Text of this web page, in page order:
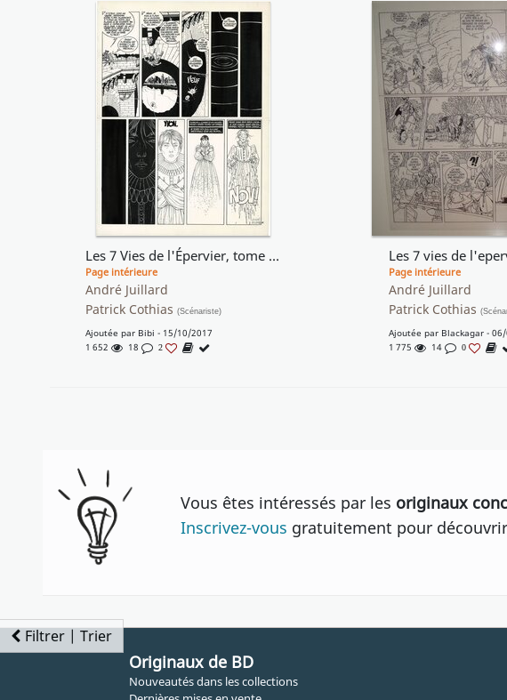
Filtrer | Trier
Les 7 Vies de l'Épervier, tome 3 - L'Arbre de Mai
Page intérieure
André Juillard
Patrick Cothias (Scénariste)
Ajoutée par Bibi - 15/10/2017
1 652
18 2
Les 7 vies de
Page intérieure
André Juillard
Patrick Cothias
Ajoutée par Blackagar- 06/
1 775
14 0
Vous êtes intéressés par les originaux
Inscrivez-vous gratuitement pour
Originaux de BD
Nouveautés dans les collections